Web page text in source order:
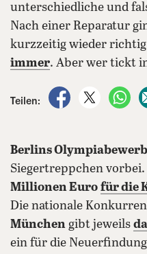
unterschiedliche und
Nach einer Reparatur
kurzzeitig wieder
immer. Aber wer tickt
Teilen:
auf Facebook
auf X
Berlins
Siegertreppchen
Millionen Euro für die
Die nationale
München gibt jeweils
ein für die